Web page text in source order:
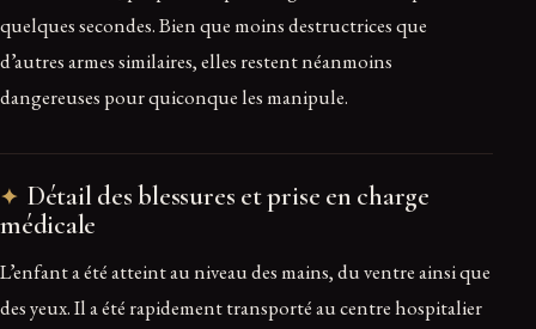
quelques secondes. Bien que moins destructrices que
d’autres armes similaires, elles restent néanmoins
dangereuses pour quiconque les manipule.
Détail des blessures et prise en charge
médicale
L’enfant a été atteint au niveau des mains, du ventre ainsi que
des yeux. Il a été rapidement transporté au centre hospitalier